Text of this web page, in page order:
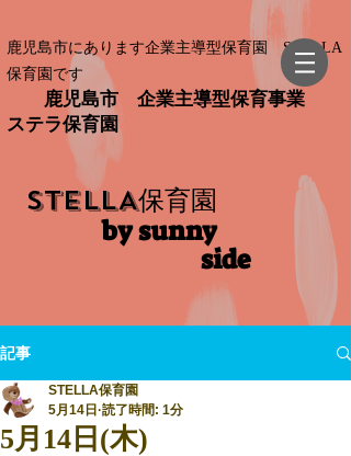
鹿児島市にあります企業主導型保育園 STELLA
保育園です
鹿児島市 企業主導型保育事業
ステラ保育園
STELLA保育園
by sunny
side​
記事
5月14日(木)
STELLA保育園
5月14日 読了時間: 1分